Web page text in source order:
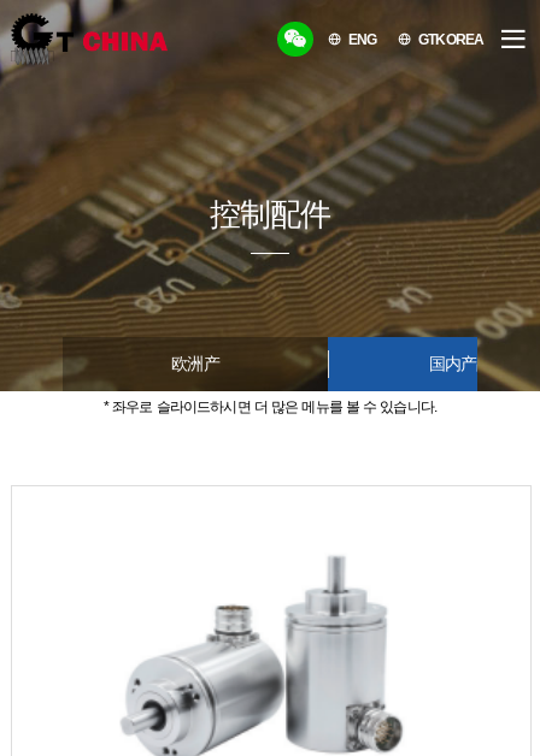
ENG GTKOREA
控制配件
欧洲产 国内产品